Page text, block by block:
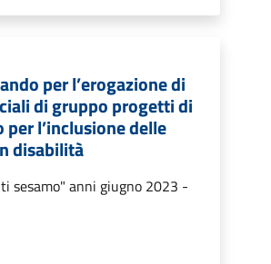
per l’erogazione di
di gruppo progetti di
l’inclusione delle
disabilità
sesamo" anni giugno 2023 -